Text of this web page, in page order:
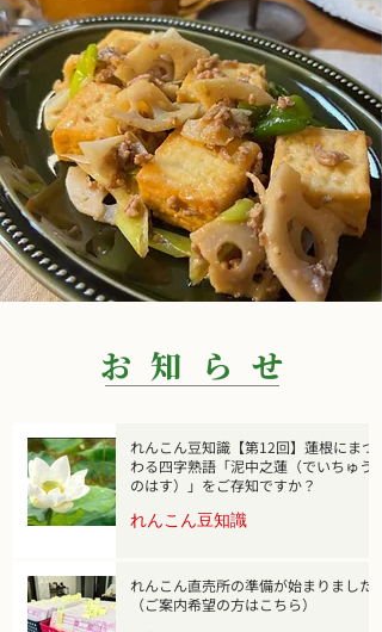
​お 知 ら せ
れんこん豆知識【第12回】蓮根にまつ
わる四字熟語「泥中之蓮（でいちゅう
のはす）」をご存知ですか？
れんこん豆知識
れんこん直売所の準備が始まりました
（ご案内希望の方はこちら）